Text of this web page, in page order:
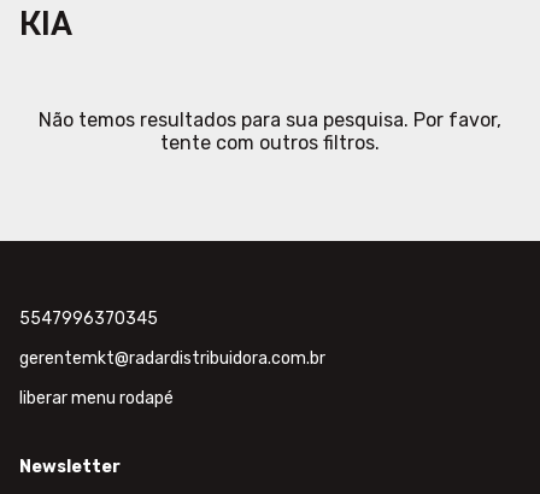
KIA
Não temos resultados para sua pesquisa. Por favor,
tente com outros filtros.
5547996370345
gerentemkt@radardistribuidora.com.br
liberar menu rodapé
Newsletter